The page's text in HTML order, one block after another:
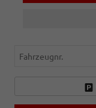
Fahrzeugnr.